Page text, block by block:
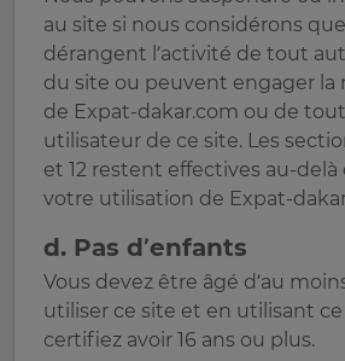
au site si nous considérons
dérangent l’activité de tout
du site ou peuvent engager la
de Expat-dakar.com ou de
utilisateur de ce site. Les
et 12 restent effectives au-delà
votre utilisation de Expat-
d. Pas d’enfants
Vous devez être âgé d’au
utiliser ce site et en utilisant ce
certifiez avoir 16 ans ou plus.